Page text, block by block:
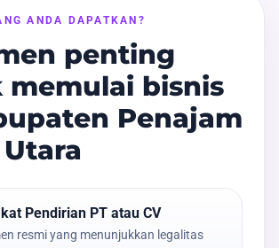
ANDA DAPATKAN?
penting
bisnis
Penajam
Pendirian PT atau CV
resmi yang menunjukkan legalitas